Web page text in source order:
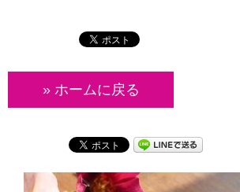
» ホームに戻る